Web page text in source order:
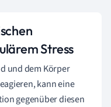
Stress
und dem Körper
kann eine
gegenüber diesen